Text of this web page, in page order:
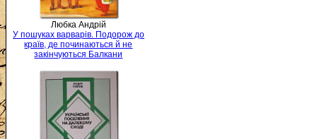
Любка Андрій
У пошуках варварів. Подорож до
країв, де починаються й не
закінчуються Балкани